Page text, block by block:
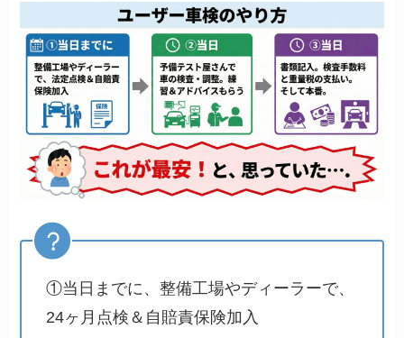
①当日までに、整備工場やディーラーで、
24ヶ月点検＆自賠責保険加入